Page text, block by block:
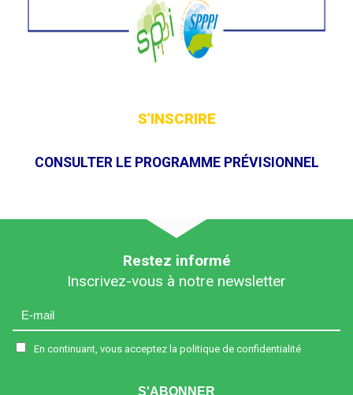
S’INSCRIRE
CONSULTER LE PROGRAMME PRÉVISIONNEL
Restez informé
Inscrivez-vous à notre newsletter
En continuant, vous acceptez la politique de confidentialité